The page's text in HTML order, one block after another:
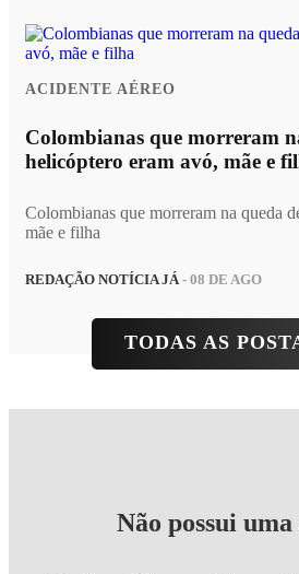
ACIDENTE AÉREO
Colombianas que morreram
helicóptero eram avó, mãe e
Colombianas que morreram na queda
mãe e filha
REDAÇÃO NOTÍCIA JÁ - 08 DE AGO
TODAS AS
Não possui uma